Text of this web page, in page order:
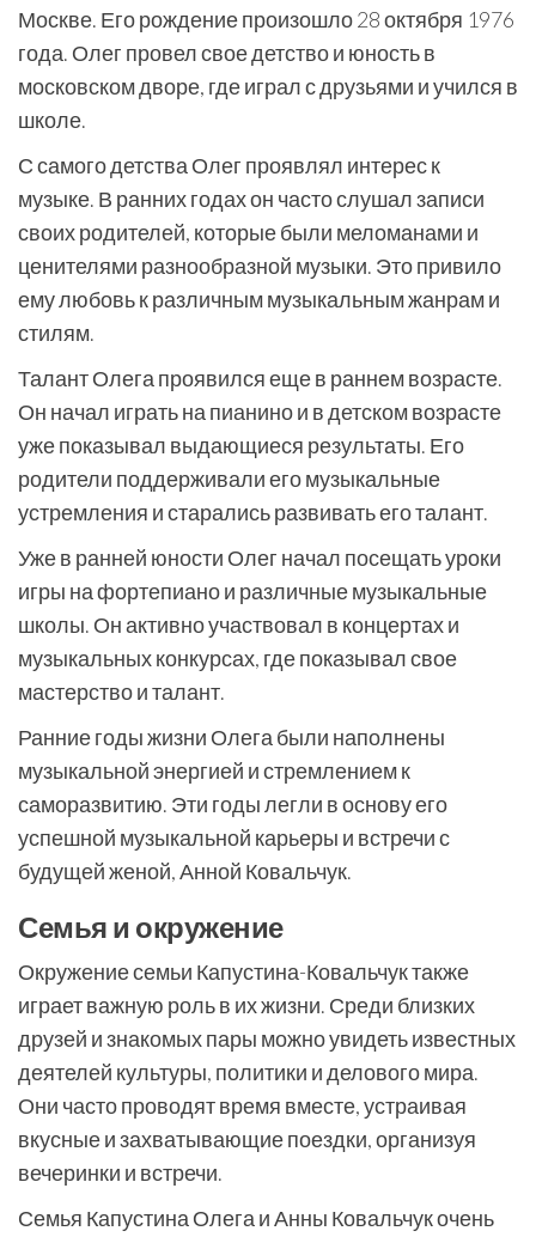
Москве. Его рождение произошло 28 октября 1976
года. Олег провел свое детство и юность в
московском дворе, где играл с друзьями и учился в
школе.
С самого детства Олег проявлял интерес к
музыке. В ранних годах он часто слушал записи
своих родителей, которые были меломанами и
ценителями разнообразной музыки. Это привило
ему любовь к различным музыкальным жанрам и
стилям.
Талант Олега проявился еще в раннем возрасте.
Он начал играть на пианино и в детском возрасте
уже показывал выдающиеся результаты. Его
родители поддерживали его музыкальные
устремления и старались развивать его талант.
Уже в ранней юности Олег начал посещать уроки
игры на фортепиано и различные музыкальные
школы. Он активно участвовал в концертах и
музыкальных конкурсах, где показывал свое
мастерство и талант.
Ранние годы жизни Олега были наполнены
музыкальной энергией и стремлением к
саморазвитию. Эти годы легли в основу его
успешной музыкальной карьеры и встречи с
будущей женой, Анной Ковальчук.
Семья и окружение
Окружение семьи Капустина-Ковальчук также
играет важную роль в их жизни. Среди близких
друзей и знакомых пары можно увидеть известных
деятелей культуры, политики и делового мира.
Они часто проводят время вместе, устраивая
вкусные и захватывающие поездки, организуя
вечеринки и встречи.
Семья Капустина Олега и Анны Ковальчук очень